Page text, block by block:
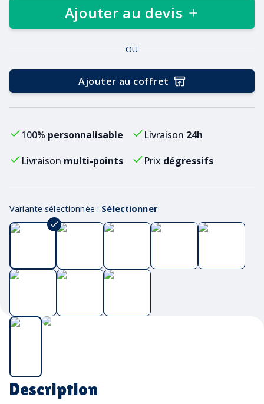
Description
Ajouter au devis
OU
Ajouter au coffret
100% personnalisable Livraison 24h
Livraison multi-points Prix dégressifs
Variante sélectionnée : Sélectionner